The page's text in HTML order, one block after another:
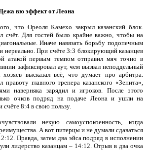
вю эффект от Леона
что Ореоля Камехо закрыл казанский блок.
счёт. Для гостей было крайне важно, чтобы на
Иначе навязать борьбу подопечным
нереально. При счёте 3:3 блокирующий казанцев
атакой первым темпом отправил мяч точно в
зафиксировал аут, чем вызвал неподдельный
хозяев высказал всё, что думает про арбитра.
главного тренера казанского «Зенита»,
наверняка зарядил и игроков. После этого
очков подряд на подаче Леона и ушли на
счёте 8:4 в свою пользу.
некую самоуспокоенность, когда
А вот питерцы и не думали сдаваться
Правда, затем два эйса подряд в исполнении
лидерство казанцам – 14:12. Отрыв в два очка